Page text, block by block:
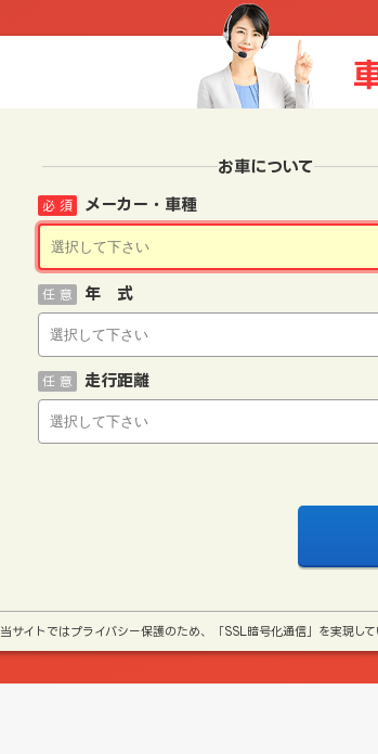
お車について
メーカー・車種
必 須
年 式
任 意
走行距離
任 意
当サイトではプライバシー保護のため、「SSL暗号化通信」を実現し